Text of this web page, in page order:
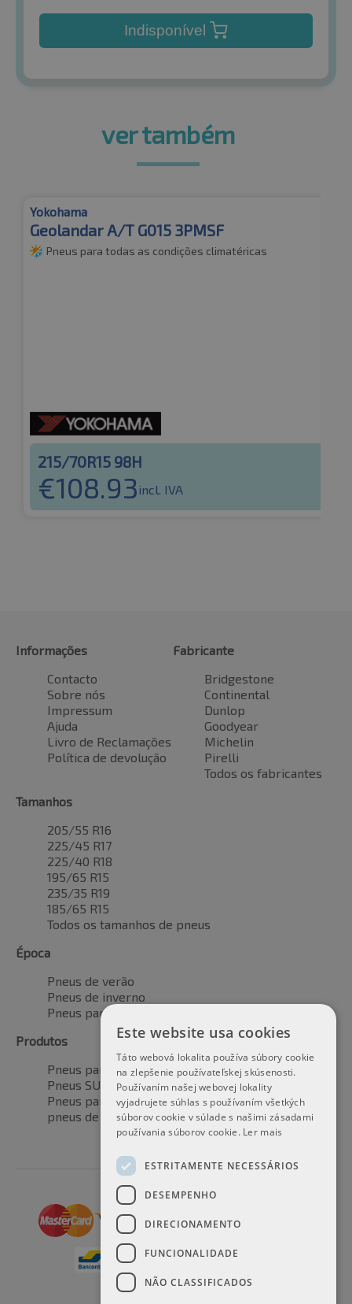
Indisponível
ver também
Yokohama
Geolandar A/T G015 3PMSF
Pneus para todas as condições climatéricas
215/70R15 98H
€108.93 incl. IVA
Informações
Contacto
Sobre nós
Impressum
Ajuda
Livro de Reclamações
Política de devolução
Fabricante
Bridgestone
Continental
Dunlop
Goodyear
Michelin
Pirelli
Todos os fabricantes
Tamanhos
205/55 R16
225/45 R17
225/40 R18
195/65 R15
235/35 R19
185/65 R15
Todos os tamanhos de pneus
Época
Pneus de verão
Pneus de inverno
Pneus para todas as estações
Produtos
Pneus para automóveis
Pneus SUV / 4x4
Pneus para veículos de transporte
pneus de motocicleta
Este website usa cookies
Táto webová lokalita používa súbory cookie
na zlepšenie používateľskej skúsenosti.
Používaním našej webovej lokality
vyjadrujete súhlas s používaním všetkých
súborov cookie v súlade s našimi zásadami
používania súborov cookie. Ler mais
ESTRITAMENTE NECESSÁRIOS
DESEMPENHO
DIRECIONAMENTO
FUNCIONALIDADE
NÃO CLASSIFICADOS